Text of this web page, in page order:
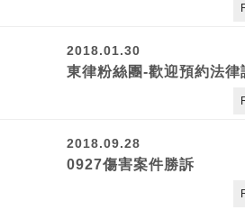
2018.01.30
東律粉絲團-歡迎預約法律
2018.09.28
0927傷害案件勝訴